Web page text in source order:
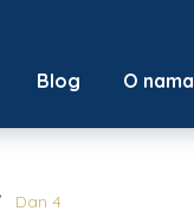
Blog O nama
Dan 4